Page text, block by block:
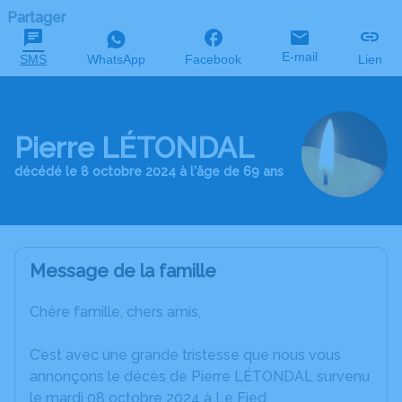
Partager
SMS WhatsApp Facebook E-mail Lien
Pierre LÉTONDAL
décédé le 8 octobre 2024 à l'âge de 69 ans
Message de la famille
Chère famille, chers amis,
C’est avec une grande tristesse que nous vous
annonçons le décès de Pierre LÉTONDAL survenu
le mardi 08 octobre 2024 à Le Fied.